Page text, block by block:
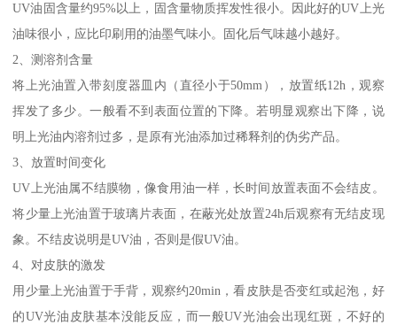
UV油固含量约95%以上，固含量物质挥发性很小。因此好的UV上光
油味很小，应比印刷用的油墨气味小。固化后气味越小越好。
2、测溶剂含量
将上光油置入带刻度器皿内（直径小于50mm），放置纸12h，观察
挥发了多少。一般看不到表面位置的下降。若明显观察出下降，说
明上光油内溶剂过多，是原有光油添加过稀释剂的伪劣产品。
3、放置时间变化
UV上光油属不结膜物，像食用油一样，长时间放置表面不会结皮。
将少量上光油置于玻璃片表面，在蔽光处放置24h后观察有无结皮现
象。不结皮说明是UV油，否则是假UV油。
4、对皮肤的激发
用少量上光油置于手背，观察约20min，看皮肤是否变红或起泡，好
的UV光油皮肤基本没能反应，而一般UV光油会出现红斑，不好的